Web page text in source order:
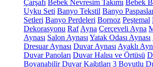
Çarşafı Bebek Nevresim Takımı Bebek
Uyku Seti Banyo Tekstil Banyo
Setleri Banyo Perdeleri Bornoz Peştemal
Dekorasyonu Raf Ayna Çerçeveli Ayna
Aynası Salon Aynası Yatak Odası Aynası
Dresuar Aynası Duvar Aynası Ayaklı
Duvar Panoları Duvar Halısı ve Örtüsü
Boyanabilir Duvar Kağıtları 3 Boyutlu